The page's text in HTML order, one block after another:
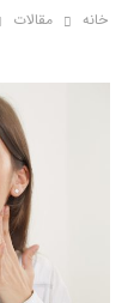
خانه مقالات